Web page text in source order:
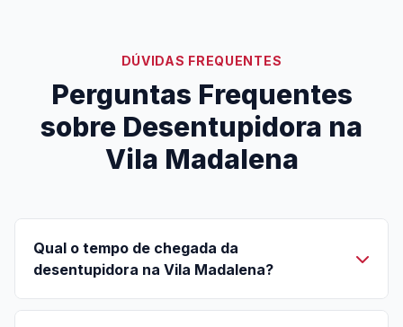
DÚVIDAS FREQUENTES
Perguntas Frequentes
sobre Desentupidora na
Vila Madalena
Qual o tempo de chegada da
desentupidora na Vila Madalena?